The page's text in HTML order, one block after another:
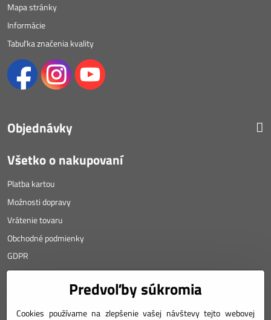
Mapa stránky
Informácie
Tabuľka značenia kvality
Objednávky
Všetko o nakupovaní
Platba kartou
Možnosti dopravy
Vrátenie tovaru
Obchodné podmienky
GDPR
Angyalova 461/75
Predvoľby súkromia
Cookies používame na zlepšenie vašej návštevy tejto webovej